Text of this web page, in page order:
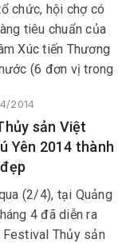
chức, hội chợ có
tiêu chuẩn của
Xúc tiến Thương
(6 đơn vị trong
vực duyên hải
Bộ) và trên 200
đến từ 35 tỉnh,
nước.
2014
sản Việt
Yên 2014 thành
(2/4), tại Quảng
4 đã diễn ra
Festival Thủy sản